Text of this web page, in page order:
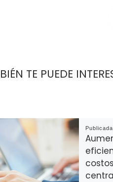
TE PUEDE
Publicada